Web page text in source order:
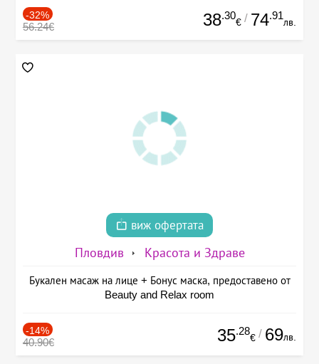
-32%
56.24€ 38.30
€ / 74.91
лв.
виж офертата
Пловдив Красота и Здраве
Букален масаж на лице + Бонус маска, предоставено от
Beauty and Relax room
-14%
40.90€ 35.28
€ / 69лв.